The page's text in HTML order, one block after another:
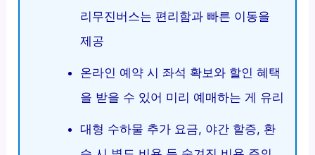
리무진버스는 편리함과 빠른 이동을
제공
온라인 예약 시 좌석 확보와 할인 혜택
을 받을 수 있어 미리 예매하는 게 유리
대형 수하물 추가 요금, 야간 할증, 환